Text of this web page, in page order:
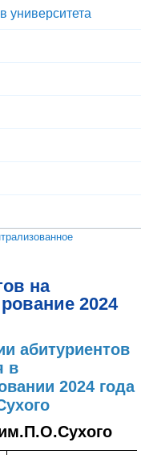
университета
на
2024
абитуриентов
в
2024 года